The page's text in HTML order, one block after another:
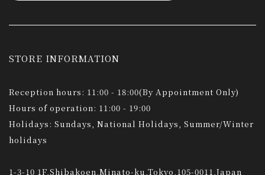
STORE INFORMATION
Reception hours: 11:00 - 18:00(By Appointment Only)
Hours of operation: 11:00 - 19:00
Holidays: Sundays, National Holidays, Summer/Winter
holidays
1-3-10 1F,Shibakoen,Minato-ku,Tokyo,105-0011,Japan